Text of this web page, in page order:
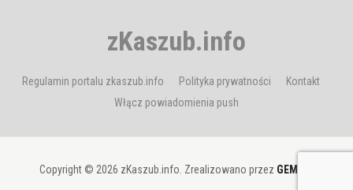
zKaszub.info
Regulamin portalu zkaszub.info Polityka prywatności
Kontakt
Włącz powiadomienia push
Copyright © 2026 zKaszub.info. Zrealizowano przez GEMBIT